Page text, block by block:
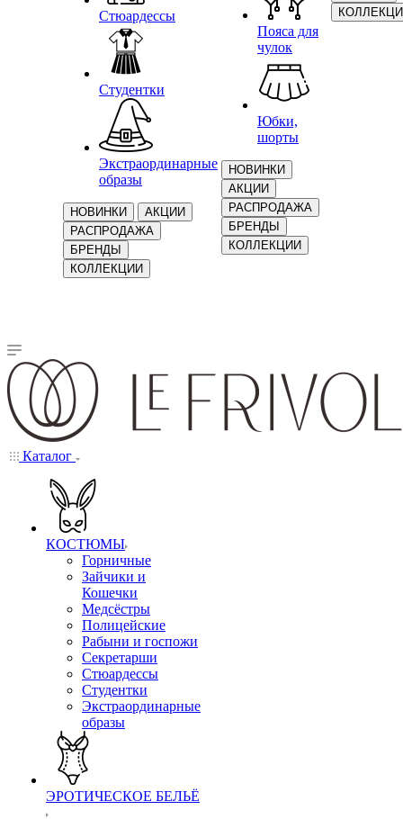
Стюардессы
Студентки
Экстраординарные
образы
НОВИНКИ
АКЦИИ
РАСПРОДАЖА
БРЕНДЫ
КОЛЛЕКЦИИ
Пояса для
чулок
Юбки,
шорты
НОВИНКИ
АКЦИИ
РАСПРОДАЖА
БРЕНДЫ
КОЛЛЕКЦИИ
Каталог
КОСТЮМЫ
Горничные
Зайчики и
Кошечки
Медсёстры
Полицейские
Рабыни и госпожи
Секретарши
Стюардессы
Студентки
Экстраординарные
образы
ЭРОТИЧЕСКОЕ БЕЛЬЁ